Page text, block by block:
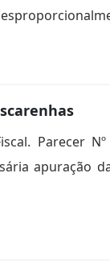
Parecer
apuração